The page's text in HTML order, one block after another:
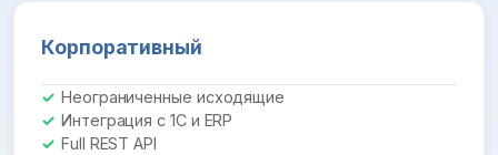
Корпоративный
Неограниченные исходящие
Интеграция с 1С и ERP
Full REST API